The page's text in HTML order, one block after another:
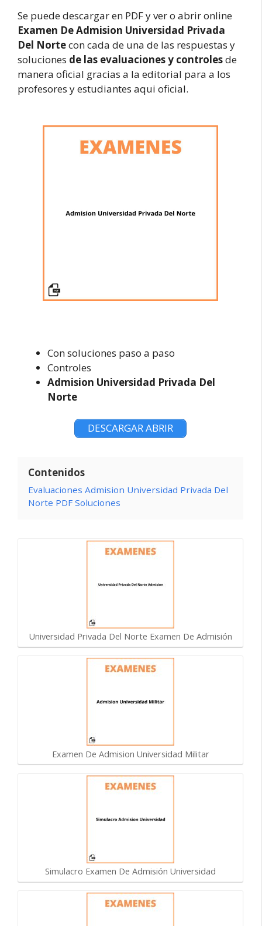
Se puede descargar en PDF y ver o abrir online
Examen De Admision Universidad Privada
Del Nortecon cada de una de las respuestas y
soluciones de las evaluaciones y controlesde
manera oficial gracias a la editorial para a los
profesores y estudiantes aqui oficial.
Con soluciones paso a paso
Controles
Admision Universidad Privada Del
Norte
DESCARGAR ABRIR
Contenidos
Evaluaciones Admision Universidad Privada Del
Norte PDF Soluciones
Universidad Privada Del Norte Examen De Admisión
Examen De Admision Universidad Militar
Simulacro Examen De Admisión Universidad